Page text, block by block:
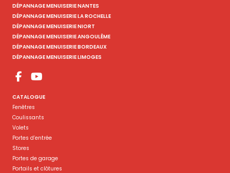
DÉPANNAGE MENUISERIE NANTES
DÉPANNAGE MENUISERIE LA ROCHELLE
DÉPANNAGE MENUISERIE NIORT
DÉPANNAGE MENUISERIE ANGOULÊME
DÉPANNAGE MENUISERIE BORDEAUX
DÉPANNAGE MENUISERIE LIMOGES
CATALOGUE
Fenêtres
Coulissants
Volets
Portes d’entrée
Stores
Portes de garage
Portails et clôtures